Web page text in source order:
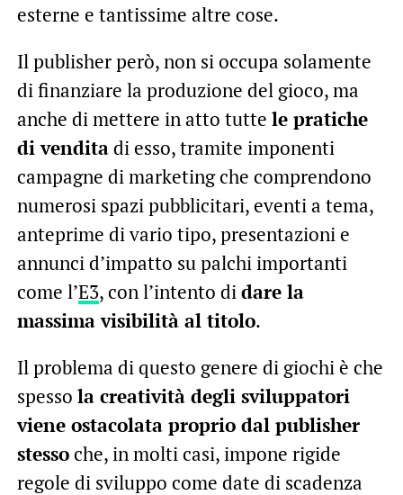
esterne e tantissime altre cose.
Il publisher però, non si occupa solamente
di finanziare la produzione del gioco, ma
anche di mettere in atto tutte le pratiche
di venditadi esso, tramite imponenti
campagne di marketing che comprendono
numerosi spazi pubblicitari, eventi a tema,
anteprime di vario tipo, presentazioni e
annunci d’impatto su palchi importanti
come l’E3, con l’intento didare la
massima visibilità al titolo.
Il problema di questo genere di giochi è che
spesso la creatività degli sviluppatori
viene ostacolata proprio dal publisher
stessoche, in molti casi, impone rigide
regole di sviluppo come date di scadenza